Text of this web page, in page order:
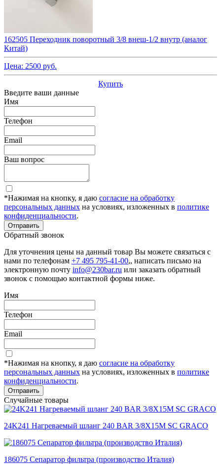
162505 Переходник поворотный 3/8 внеш-1/2 внутр (аналог
Китай)
Цена: 2500 руб.
Купить
Введите ваши данные
Имя
Телефон
Email
Ваш вопрос
*Нажимая на кнопку, я даю согласие на обработку
персональных данных на условиях, изложенных в политике
конфиденциальности.
Отправить
Обратный звонок
Для уточнения цены на данный товар Вы можете связаться с
нами по телефонам +7 495 795-41-00,, написать письмо на
электронную почту info@230bar.ru или заказать обратный
звонок с помощью контактной формы ниже.
Имя
Телефон
Email
*Нажимая на кнопку, я даю согласие на обработку
персональных данных на условиях, изложенных в политике
конфиденциальности.
Отправить
Случайные товары
24K241 Нагреваемый шланг 240 BAR 3/8X15M SC GRACO
186075 Сепаратор фильтра (производство Италия)